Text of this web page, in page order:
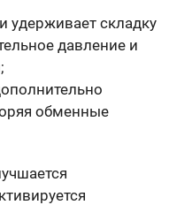
удерживает складку
давление и
обменные